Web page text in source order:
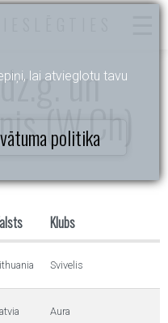
lai atvieglotu tavu
politika
un
(W,Ch)
Klubs
Svivelis
Aura